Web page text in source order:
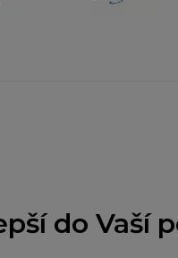
do Vaší